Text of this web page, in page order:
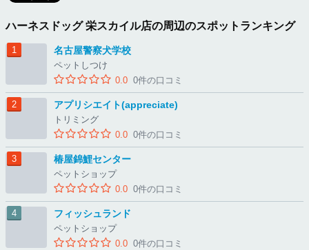
ハーネスドッグ 栄スカイル店の周辺のスポットランキング
名古屋警察犬学校
ペットしつけ
0.0 0件の口コミ
アプリシエイト(appreciate)
トリミング
0.0 0件の口コミ
椿屋錦鯉センター
ペットショップ
0.0 0件の口コミ
フィッシュランド
ペットショップ
0.0 0件の口コミ